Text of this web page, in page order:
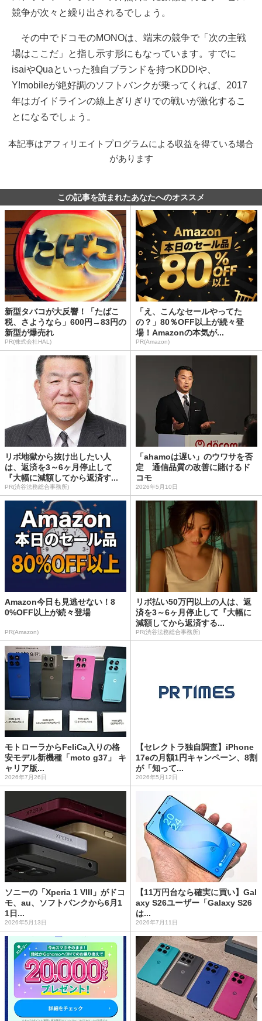
競争が次々と繰り出されるでしょう。
その中でドコモのMONOは、端末の競争で「次の主戦
場はここだ」と指し示す形にもなっています。すでに
isaiやQuaといった独自ブランドを持つKDDIや、
Y!mobileが絶好調のソフトバンクが乗ってくれば、2017
年はガイドラインの線上ぎりぎりでの戦いが激化するこ
とになるでしょう。
本記事はアフィリエイトプログラムによる収益を得ている場合
があります
この記事を読まれたあなたへのオススメ
新型タバコが大反響！「たばこ
税、さようなら」600円→83円の
新型が爆売れ
PR(株式会社HAL)
「え、こんなセールやってた
の？」80％OFF以上が続々登
場！Amazonの本気が...
PR(Amazon)
リボ地獄から抜け出したい人
は、返済を3～6ヶ月停止して
『大幅に減額してから返済す...
PR(渋谷法務総合事務所)
「ahamoは遅い」のウワサを否
定 通信品質の改善に賭けるド
コモ
2026年5月10日
Amazon今日も見逃せない！8
0%OFF以上が続々登場
PR(Amazon)
リボ払い50万円以上の人は、返
済を3～6ヶ月停止して『大幅に
減額してから返済する...
PR(渋谷法務総合事務所)
モトローラからFeliCa入りの格
安モデル新機種「moto g37」 キ
ャリア版...
2026年7月26日
【セレクトラ独自調査】iPhone
17eの月額1円キャンペーン、8割
が「知って...
2026年5月12日
ソニーの「Xperia 1 VIII」がドコ
モ、au、ソフトバンクから6月1
1日...
2026年5月13日
【11万円台なら確実に買い】Gal
axy S26ユーザー「Galaxy S26
は...
2026年7月11日